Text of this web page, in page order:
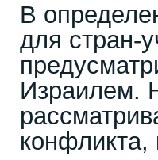
В
для стран-
Израилем.
конфликта,